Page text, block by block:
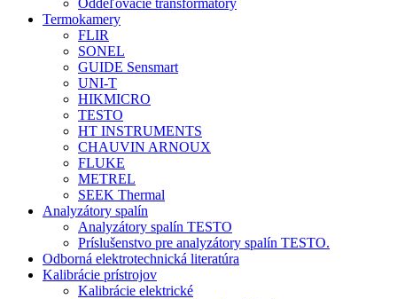
Termokamery
FLIR
SONEL
GUIDE Sensmart
UNI-T
HIKMICRO
TESTO
HT INSTRUMENTS
CHAUVIN ARNOUX
FLUKE
METREL
SEEK Thermal
Analyzátory spalín
Analyzátory spalín TESTO
Príslušenstvo pre analyzátory spalín TESTO.
Odborná elektrotechnická literatúra
Kalibrácie prístrojov
Kalibrácie elektrické